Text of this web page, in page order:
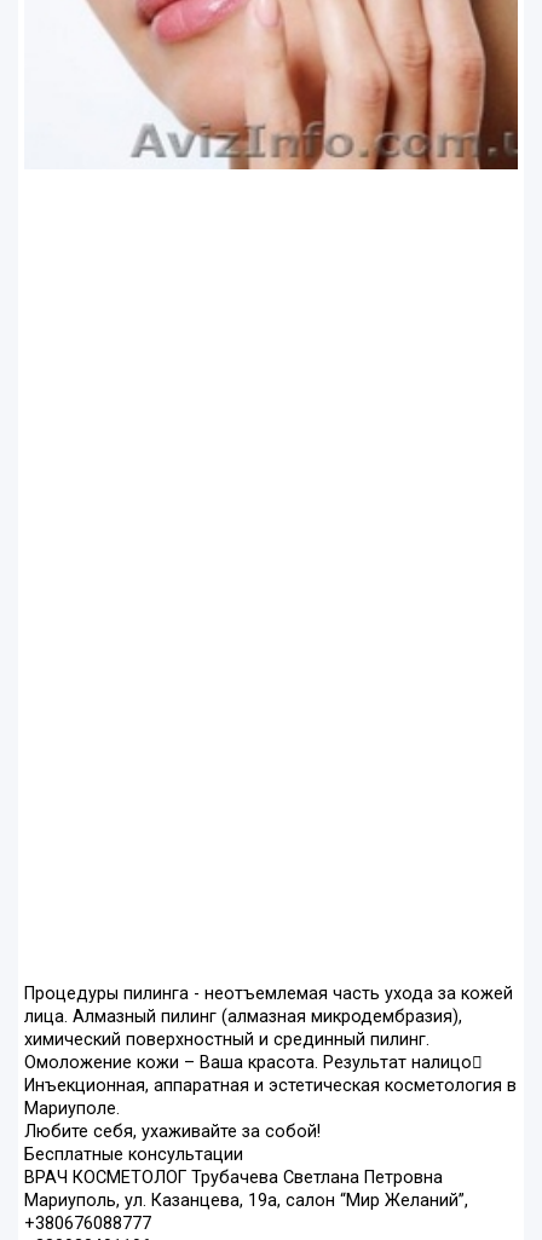
Процедуры пилинга - неотъемлемая часть ухода за кожей
лица. Алмазный пилинг (алмазная микродембразия),
химический поверхностный и срединный пилинг.
Омоложение кожи – Ваша красота. Результат налицо
Инъекционная, аппаратная и эстетическая косметология в
Мариуполе.
Любите себя, ухаживайте за собой!
Бесплатные консультации
ВРАЧ КОСМЕТОЛОГ Трубачева Светлана Петровна
Мариуполь, ул. Казанцева, 19а, салон “Мир Желаний”,
+380676088777